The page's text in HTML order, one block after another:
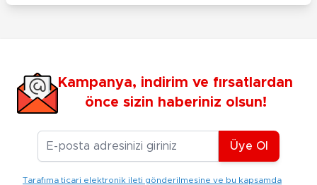
Kampanya, indirim ve fırsatlardan
önce sizin haberiniz olsun!
E-posta Adresiniz
Üye Ol
Tarafıma ticari elektronik ileti gönderilmesine ve bu kapsamda